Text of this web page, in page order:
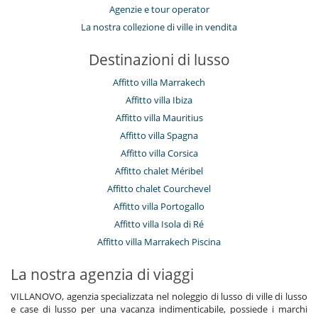
Agenzie e tour operator
La nostra collezione di ville in vendita
Destinazioni di lusso
Affitto villa Marrakech
Affitto villa Ibiza
Affitto villa Mauritius
Affitto villa Spagna
Affitto villa Corsica
Affitto chalet Méribel
Affitto chalet Courchevel
Affitto villa Portogallo
Affitto villa Isola di Ré
Affitto villa Marrakech Piscina
La nostra agenzia di viaggi
VILLANOVO, agenzia specializzata nel noleggio di lusso di ville di lusso
e case di lusso per una vacanza indimenticabile, possiede i marchi